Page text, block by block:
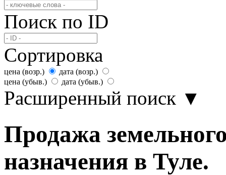
Поиск по ID
Сортировка
цена (возр.)
дата (возр.)
цена (убыв.)
дата (убыв.)
Расширенный поиск ▼
Продажа
назначения в Туле.